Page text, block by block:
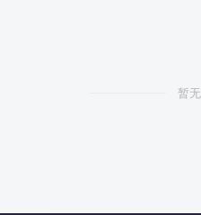
暂